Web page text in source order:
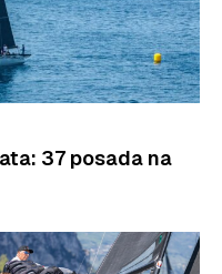
37 posada na